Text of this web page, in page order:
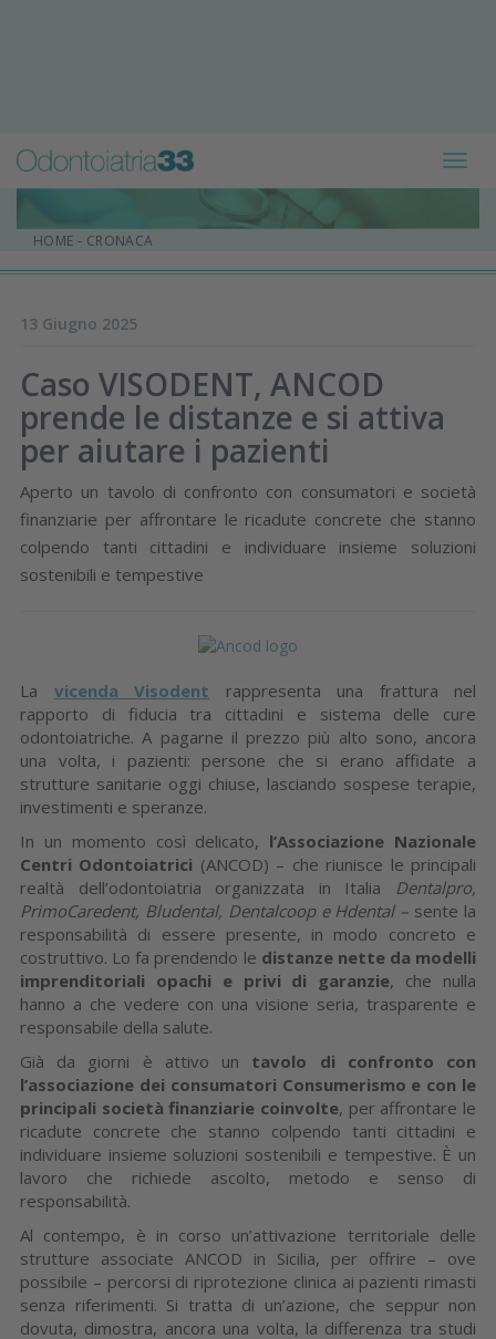
HOME - CRONACA
13 Giugno 2025
Caso VISODENT, ANCOD
prende le distanze e si attiva
per aiutare i pazienti
Aperto un tavolo di confronto con consumatori e società
finanziarie per affrontare le ricadute concrete che stanno
colpendo tanti cittadini e individuare insieme soluzioni
sostenibili e tempestive
La vicenda Visodent rappresenta una frattura nel
rapporto di fiducia tra cittadini e sistema delle cure
odontoiatriche. A pagarne il prezzo più alto sono, ancora
una volta, i pazienti: persone che si erano affidate a
strutture sanitarie oggi chiuse, lasciando sospese terapie,
investimenti e speranze.
In un momento così delicato, l’Associazione Nazionale
Centri Odontoiatrici (ANCOD) – che riunisce le principali
realtà dell’odontoiatria organizzata in Italia Dentalpro,
PrimoCaredent, Bludental, Dentalcoop e Hdental – sente la
responsabilità di essere presente, in modo concreto e
costruttivo. Lo fa prendendo le distanze nette da modelli
imprenditoriali opachi e privi di garanzie, che nulla
hanno a che vedere con una visione seria, trasparente e
responsabile della salute.
Già da giorni è attivo un tavolo di confronto con
l’associazione dei consumatori Consumerismo e con le
principali società finanziarie coinvolte, per affrontare le
ricadute concrete che stanno colpendo tanti cittadini e
individuare insieme soluzioni sostenibili e tempestive. È un
lavoro che richiede ascolto, metodo e senso di
responsabilità.
Al contempo, è in corso un’attivazione territoriale delle
strutture associate ANCOD in Sicilia, per offrire – ove
possibile – percorsi di riprotezione clinica ai pazienti rimasti
senza riferimenti. Si tratta di un’azione, che seppur non
dovuta, dimostra, ancora una volta, la differenza tra studi